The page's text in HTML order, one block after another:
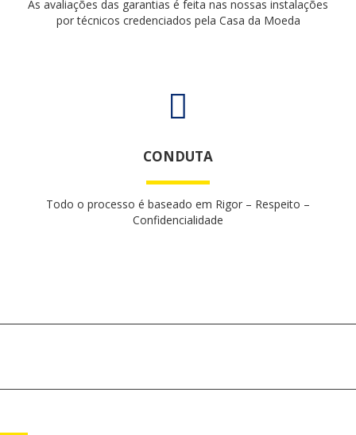
As avaliações das garantias é feita nas nossas instalações
por técnicos credenciados pela Casa da Moeda
CONDUTA
Todo o processo é baseado em Rigor – Respeito –
Confidencialidade